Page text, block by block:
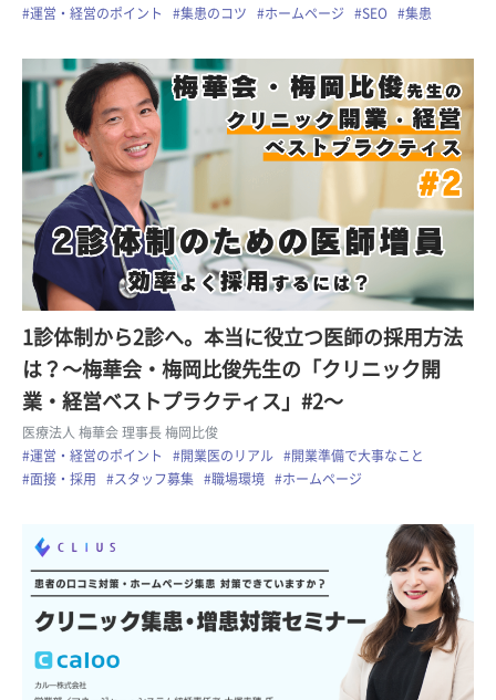
#運営・経営のポイント
#集患のコツ #ホームページ #SEO #集患
1診体制から2診へ。本当に役立つ医師の採用方法
は？〜梅華会・梅岡比俊先生の「クリニック開
業・経営ベストプラクティス」#2〜
医療法人 梅華会 理事長 梅岡比俊
#運営・経営のポイント
#開業医のリアル
#開業準備で大事なこと
#面接・採用
#スタッフ募集 #職場環境 #ホームページ